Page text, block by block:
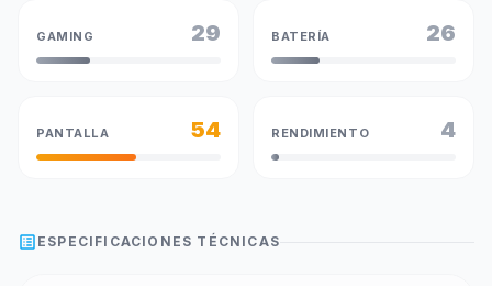
GAMING 29 BATERÍA 26
PANTALLA 54 RENDIMIENTO 4
list_alt ESPECIFICACIONES TÉCNICAS